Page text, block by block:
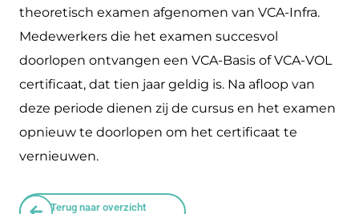
theoretisch examen afgenomen van VCA-Infra.
Medewerkers die het examen succesvol
doorlopen ontvangen een VCA-Basis of VCA-VOL
certificaat, dat tien jaar geldig is. Na afloop van
deze periode dienen zij de cursus en het examen
opnieuw te doorlopen om het certificaat te
vernieuwen.
Terug naar overzicht